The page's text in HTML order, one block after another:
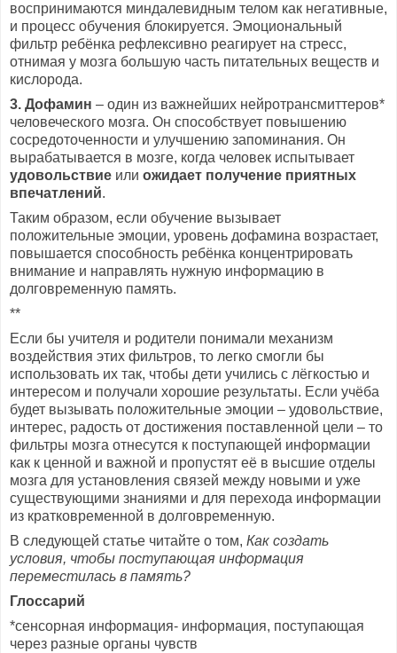
воспринимаются миндалевидным телом как негативные,
и процесс обучения блокируется. Эмоциональный
фильтр ребёнка рефлексивно реагирует на стресс,
отнимая у мозга большую часть питательных веществ и
кислорода.
3. Дофамин – один из важнейших нейротрансмиттеров*
человеческого мозга. Он способствует повышению
сосредоточенности и улучшению запоминания. Он
вырабатывается в мозге, когда человек испытывает
удовольствие или ожидает получение приятных
впечатлений.
Таким образом, если обучение вызывает
положительные эмоции, уровень дофамина возрастает,
повышается способность ребёнка концентрировать
внимание и направлять нужную информацию в
долговременную память.
**
Если бы учителя и родители понимали механизм
воздействия этих фильтров, то легко смогли бы
использовать их так, чтобы дети учились с лёгкостью и
интересом и получали хорошие результаты. Если учёба
будет вызывать положительные эмоции – удовольствие,
интерес, радость от достижения поставленной цели – то
фильтры мозга отнесутся к поступающей информации
как к ценной и важной и пропустят её в высшие отделы
мозга для установления связей между новыми и уже
существующими знаниями и для перехода информации
из кратковременной в долговременную.
В следующей статье читайте о том, Как создать
условия, чтобы поступающая информация
переместилась в память?
Глоссарий
*сенсорная информация- информация, поступающая
через разные органы чувств